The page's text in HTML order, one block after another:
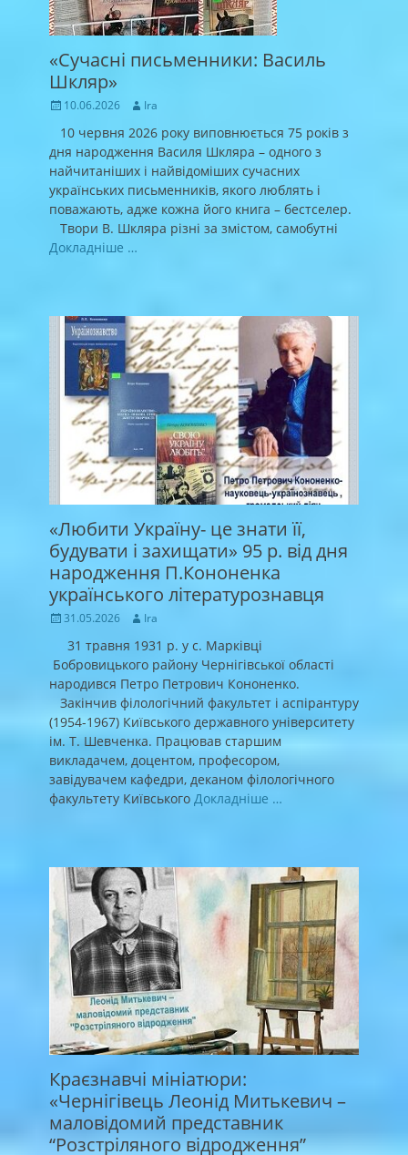
«Сучасні письменники: Василь
Шкляр»
Posted
10.06.2026 Author
Ira
10 червня 2026 року виповнюється 75 років з
дня народження Василя Шкляра – одного з
найчитаніших і найвідоміших сучасних
українських письменників, якого люблять і
поважають, адже кожна його книга – бестселер.
Твори В. Шкляра різні за змістом, самобутні
Докладніше …
«Любити Україну- це знати її,
будувати і захищати» 95 р. від дня
народження П.Кононенка
українського літературознавця
Posted
31.05.2026 Author
Ira
31 травня 1931 р. у с. Марківці
Бобровицького району Чернігівської області
народився Петро Петрович Кононенко.
Закінчив філологічний факультет і аспірантуру
(1954-1967) Київського державного університету
ім. Т. Шевченка. Працював старшим
викладачем, доцентом, професором,
завідувачем кафедри, деканом філологічного
факультету Київського Докладніше …
Краєзнавчі мініатюри:
«Чернігівець Леонід Митькевич –
маловідомий представник
“Розстріляного відродження”